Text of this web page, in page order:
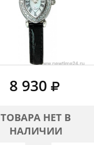
8 930
ТОВАРА НЕТ В
НАЛИЧИИ